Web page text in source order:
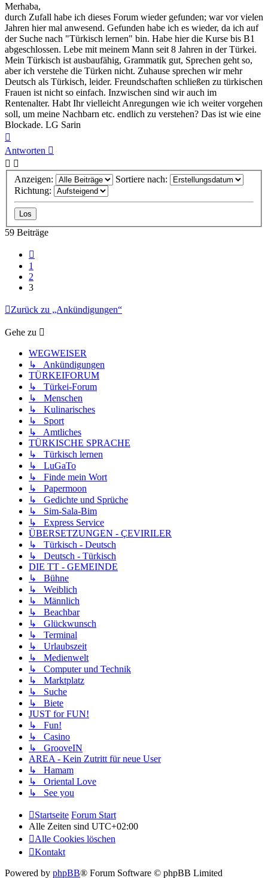
Merhaba,
durch Zufall habe ich dieses Forum wieder gefunden; war vor vielen
Jahren hier mal anwesend. Gefunden habe ich es wieder, da ich auf
der Suche nach "Türkisch lernen" bin. Habe hier die Kurse bis B1
abgeschlossen. Lebe mit meinem Mann seit 8 Jahren in der Türkei.
Mein Türkisch ist ausbaufähig, Grammatik gut, Sprechen geht so,
aber ich verstehe die Türken nicht. Zuhause sprechen wir mehr
Deutsch als Türkisch, leider. Freundschaften schließen zu türkischen
Frauen ist nicht so einfach. Inzwischen sind wir auch im
Rentenalter. Habt Ihr vielleicht Anregungen wie ich weiter vorgehen
soll, um meine Nachbarn etc. endlich zu verstehen? Das ist wie eine
Blockade. LG Sarin
oben
Antworten
Anzeigen:
Sortiere nach:
Richtung:
59 Beiträge
1
2
3
Zurück zu „Ankündigungen“
Gehe zu
WEGWEISER
↳ Ankündigungen
TÜRKEIFORUM
↳ Türkei-Forum
↳ Menschen
↳ Kulinarisches
↳ Sport
↳ Amtliches
TÜRKISCHE SPRACHE
↳ Türkisch lernen
↳ LuGaTo
↳ Finde mein Wort
↳ Papermoon
↳ Gedichte und Sprüche
↳ Sim-Sala-Bim
↳ Express Service
ÜBERSETZUNGEN - ÇEVIRILER
↳ Türkisch - Deutsch
↳ Deutsch - Türkisch
DIE TT - GEMEINDE
↳ Bühne
↳ Weiblich
↳ Männlich
↳ Beachbar
↳ Glückwunsch
↳ Terminal
↳ Urlaubszeit
↳ Medienwelt
↳ Computer und Technik
↳ Marktplatz
↳ Suche
↳ Biete
JUST for FUN!
↳ Fun!
↳ Casino
↳ GrooveIN
AREA - Kein Zutritt für neue User
↳ Hamam
↳ Oriental Love
↳ See you
Startseite Forum Start
Alle Zeiten sind UTC+02:00
Alle Cookies löschen
Kontakt
Powered by phpBB® Forum Software © phpBB Limited